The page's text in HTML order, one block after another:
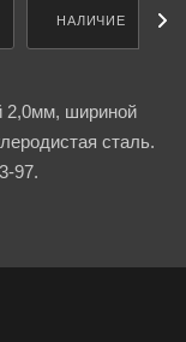
НАЛИЧИЕ
2,0мм, шириной
сталь.
97.